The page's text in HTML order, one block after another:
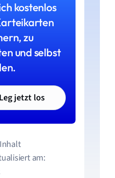
kostenlos
zu
und selbst
Leg jetzt los
am: